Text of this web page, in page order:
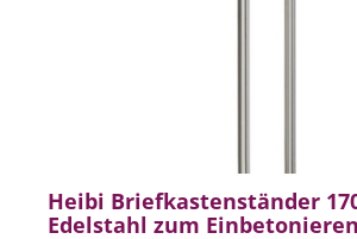
Heibi Briefkastenständer
Edelstahl zum Einbetonieren